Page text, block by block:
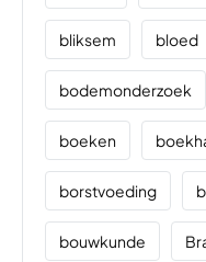
bliksem bloed
bodemonderzoek
boeken
borstvoeding
bouwkunde